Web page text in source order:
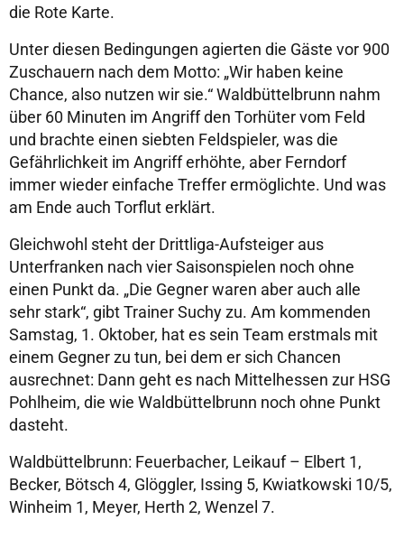
die Rote Karte.
Unter diesen Bedingungen agierten die Gäste vor 900
Zuschauern nach dem Motto: „Wir haben keine
Chance, also nutzen wir sie.“ Waldbüttelbrunn nahm
über 60 Minuten im Angriff den Torhüter vom Feld
und brachte einen siebten Feldspieler, was die
Gefährlichkeit im Angriff erhöhte, aber Ferndorf
immer wieder einfache Treffer ermöglichte. Und was
am Ende auch Torflut erklärt.
Gleichwohl steht der Drittliga-Aufsteiger aus
Unterfranken nach vier Saisonspielen noch ohne
einen Punkt da. „Die Gegner waren aber auch alle
sehr stark“, gibt Trainer Suchy zu. Am kommenden
Samstag, 1. Oktober, hat es sein Team erstmals mit
einem Gegner zu tun, bei dem er sich Chancen
ausrechnet: Dann geht es nach Mittelhessen zur HSG
Pohlheim, die wie Waldbüttelbrunn noch ohne Punkt
dasteht.
Waldbüttelbrunn: Feuerbacher, Leikauf – Elbert 1,
Becker, Bötsch 4, Glöggler, Issing 5, Kwiatkowski 10/5,
Winheim 1, Meyer, Herth 2, Wenzel 7.